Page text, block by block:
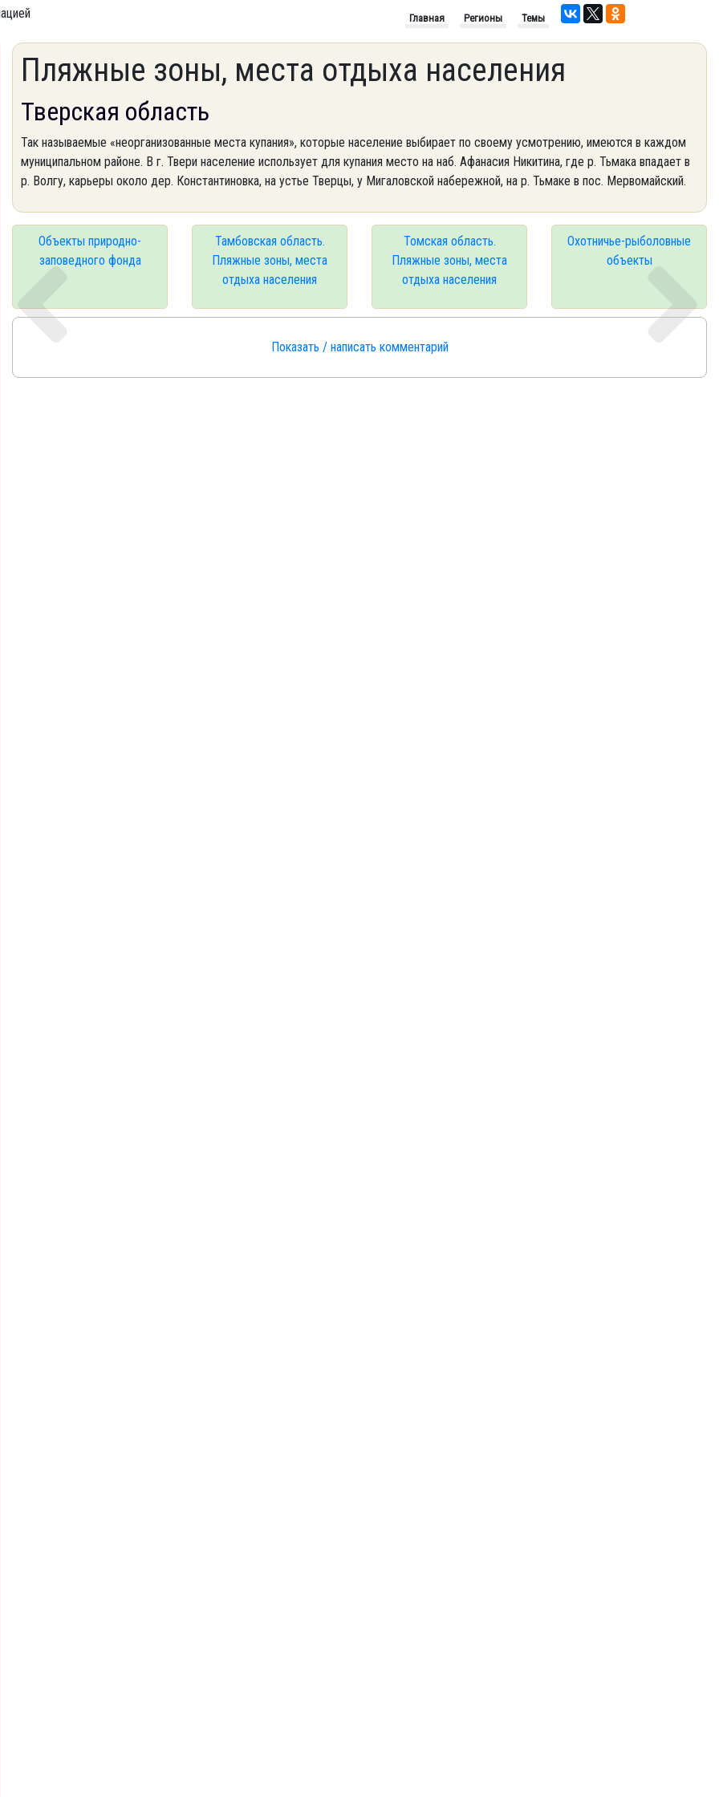
Главная Регионы Темы
Пляжные зоны, места отдыха населения
Тверская область
Так называемые «неорганизованные места купания», которые население выбирает по своему усмотрению, имеются в каждом
муниципальном районе. В г. Твери население использует для купания место на наб. Афанасия Никитина, где р. Тьмака впадает в
р. Волгу, карьеры около дер. Константиновка, на устье Тверцы, у Мигаловской набережной, на р. Тьмаке в пос. Мервомайский.
Объекты природно-
заповедного фонда
Тамбовская область.
Пляжные зоны, места
отдыха населения
Томская область.
Пляжные зоны, места
отдыха населения
Охотничье-рыболовные
объекты
Показать / написать комментарий